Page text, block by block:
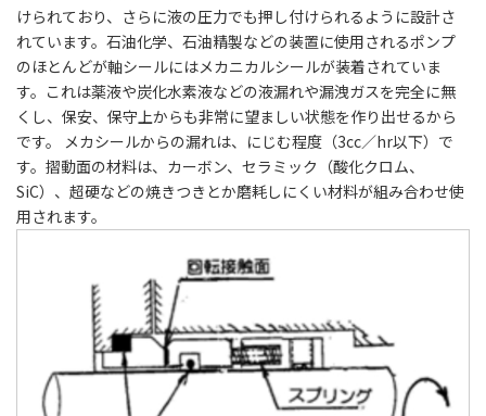
けられており、さらに液の圧力でも押し付けられるように設計さ
れています。石油化学、石油精製などの装置に使用されるポンプ
のほとんどが軸シールにはメカニカルシールが装着されていま
す。これは薬液や炭化水素液などの液漏れや漏洩ガスを完全に無
くし、保安、保守上からも非常に望ましい状態を作り出せるから
です。 メカシールからの漏れは、にじむ程度（3cc／hr以下）で
す。摺動面の材料は、カーボン、セラミック（酸化クロム、
SiC）、超硬などの焼きつきとか磨耗しにくい材料が組み合わせ使
用されます。